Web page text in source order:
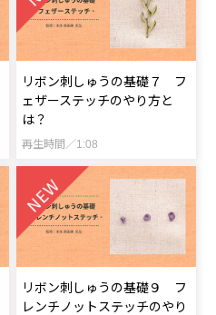
リボン刺しゅうの基礎７ フ
ェザーステッチのやり方と
は？
再生時間／1:08
リボン刺しゅうの基礎９ フ
レンチノットステッチのやり